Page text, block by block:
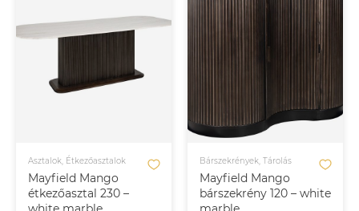
Mayfield Mango
étkezőasztal 230 –
Asztalok, Étkezőasztalok
Mayfield Mango
bárszekrény 120 – white
Bárszekrények, Tárolás